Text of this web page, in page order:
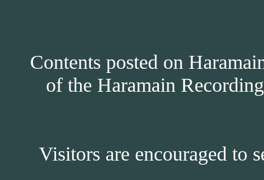
Contents posted on
of the Haramain
Visitors are encouraged to